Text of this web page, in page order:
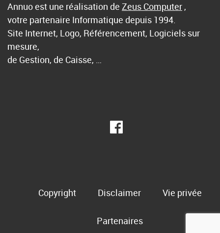
Annuo est une réalisation de Zeus Computer ,
votre partenaire Informatique depuis 1994.
Site Internet, Logo, Référencement, Logiciels sur
mesure,
de Gestion, de Caisse, …
Copyright Disclaimer Vie privée
Partenaires